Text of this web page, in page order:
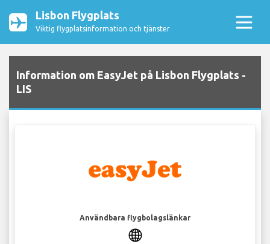
Lisbon Flygplats
Viktig flygplatsinformation och tjänster
Information om EasyJet på Lisbon Flygplats -
LIS
Användbara flygbolagslänkar